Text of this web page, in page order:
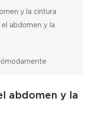
y la cintura
el abdomen y la
abdomen y la